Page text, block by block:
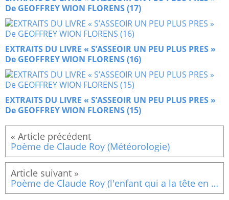
De GEOFFREY WION FLORENS (17)
EXTRAITS DU LIVRE « S’ASSEOIR UN PEU PLUS PRES »
De GEOFFREY WION FLORENS (16)
EXTRAITS DU LIVRE « S’ASSEOIR UN PEU PLUS PRES »
De GEOFFREY WION FLORENS (15)
Poème de Claude Roy (Météorologie)
Poème de Claude Roy (l'enfant qui a la tête en l'air)